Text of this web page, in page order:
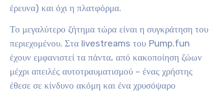
έρευνα) και όχι η πλατφόρμα.
Το μεγαλύτερο ζήτημα τώρα είναι η συγκράτηση του
περιεχομένου. Στα livestreams του Pump.fun
έχουν εμφανιστεί τα πάντα, από κακοποίηση ζώων
μέχρι απειλές αυτοτραυματισμού – ένας χρήστης
έθεσε σε κίνδυνο ακόμη και ένα χρυσόψαρο